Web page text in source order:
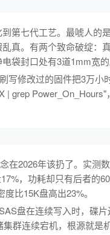
第七代工艺。最唬人的
真。有两个致命破绽：
袋封口处有3道1mm宽的
写修改过的固件把3万
| grep
在2026年该扔了。实测
，功耗却只有后者的
比15K盘高出23%。
盘在连续写入时，碟
群连续宕机，根源就是